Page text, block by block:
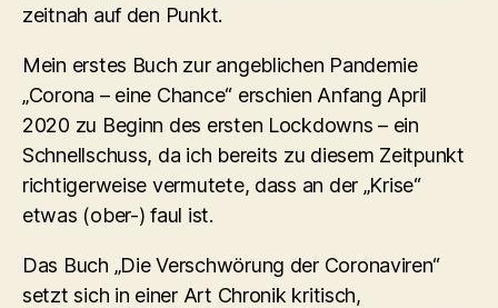
zeitnah auf den Punkt.
Mein erstes Buch zur angeblichen Pandemie
„Corona – eine Chance“ erschien Anfang April
2020 zu Beginn des ersten Lockdowns – ein
Schnellschuss, da ich bereits zu diesem Zeitpunkt
richtigerweise vermutete, dass an der „Krise“
etwas (ober-) faul ist.
Das Buch „Die Verschwörung der Coronaviren“
setzt sich in einer Art Chronik kritisch,